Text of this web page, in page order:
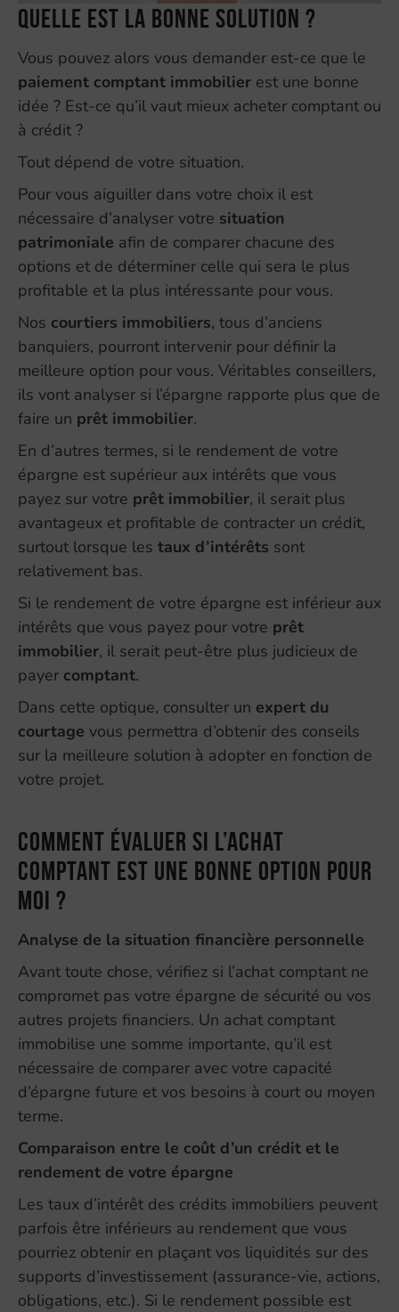
Quelle est la bonne solution ?
Vous pouvez alors vous demander est-ce que le
paiement comptant immobilier est une bonne
idée ? Est-ce qu’il vaut mieux acheter comptant ou
à crédit ?
Tout dépend de votre situation.
Pour vous aiguiller dans votre choix il est
nécessaire d’analyser votre situation
patrimoniale afin de comparer chacune des
options et de déterminer celle qui sera le plus
profitable et la plus intéressante pour vous.
Nos courtiers immobiliers, tous d’anciens
banquiers, pourront intervenir pour définir la
meilleure option pour vous. Véritables conseillers,
ils vont analyser si l’épargne rapporte plus que de
faire un prêt immobilier.
En d’autres termes, si le rendement de votre
épargne est supérieur aux intérêts que vous
payez sur votre prêt immobilier, il serait plus
avantageux et profitable de contracter un crédit,
surtout lorsque les taux d’intérêts sont
relativement bas.
Si le rendement de votre épargne est inférieur aux
intérêts que vous payez pour votre prêt
immobilier, il serait peut-être plus judicieux de
payer comptant.
Dans cette optique, consulter un expert du
courtage vous permettra d’obtenir des conseils
sur la meilleure solution à adopter en fonction de
votre projet.
Comment évaluer si l’achat
comptant est une bonne option pour
moi ?
Analyse de la situation financière personnelle
Avant toute chose, vérifiez si l’achat comptant ne
compromet pas votre épargne de sécurité ou vos
autres projets financiers. Un achat comptant
immobilise une somme importante, qu’il est
nécessaire de comparer avec votre capacité
d’épargne future et vos besoins à court ou moyen
terme.
Comparaison entre le coût d’un crédit et le
rendement de votre épargne
Les taux d’intérêt des crédits immobiliers peuvent
parfois être inférieurs au rendement que vous
pourriez obtenir en plaçant vos liquidités sur des
supports d’investissement (assurance-vie, actions,
obligations, etc.). Si le rendement possible est